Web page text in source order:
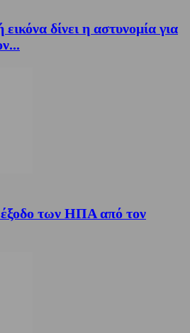
δίνει η αστυνομία για
των ΗΠΑ από τον